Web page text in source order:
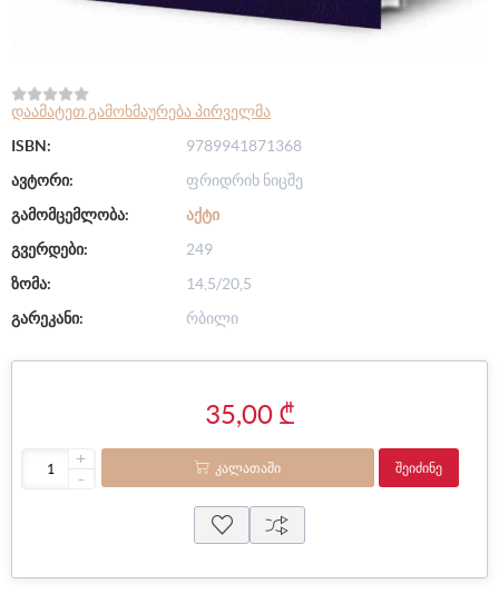
დაამატეთ გამოხმაურება პირველმა
ISBN:
9789941871368
ავტორი:
ფრიდრიხ ნიცშე
გამომცემლობა:
ᲐᲥᲢᲘ
გვერდები:
249
ზომა:
14,5/20,5
გარეკანი:
რბილი
35,00 ₾
+
-
ᲙᲐᲚᲐᲗᲐᲨᲘ ᲨᲔᲘᲫᲘᲜᲔ